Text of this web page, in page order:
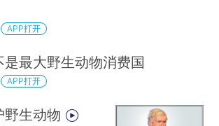
APP打开
最大野生动物消费国
APP打开
野生动物